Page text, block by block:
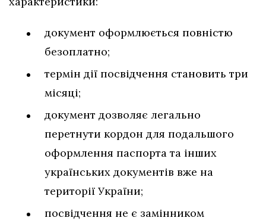
документ оформлюється повністю
безоплатно;
термін дії посвідчення становить три
місяці;
документ дозволяє легально
перетнути кордон для подальшого
оформлення паспорта та інших
українських документів вже на
території України;
посвідчення не є замінником